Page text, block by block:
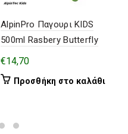
AlpinPro Παγουρι KIDS
500ml Rasbery Butterfly
€14,70
Προσθήκη στο καλάθι